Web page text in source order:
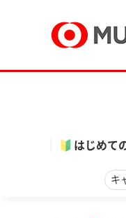
はじめて
キ